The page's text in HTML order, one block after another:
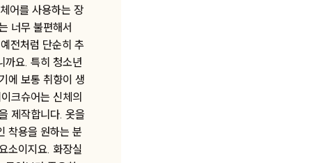
어를 사용하는 장
너무 불편해서
전처럼 단순히 추
까요. 특히 청소년
에 보통 취향이 생
크슈어는 신체의
제작합니다. 옷을
착용을 원하는 분
소이지요. 화장실